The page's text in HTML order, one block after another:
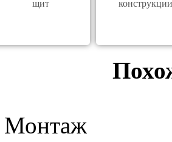
щит
конструкции